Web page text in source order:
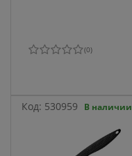
(0)
Код: 530959 В наличии